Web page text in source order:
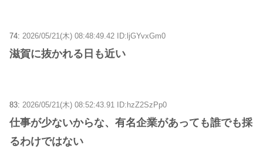
74: 2026/05/21(木) 08:48:49.42 ID:ljGYvxGm0
滋賀に抜かれる日も近い
83: 2026/05/21(木) 08:52:43.91 ID:hzZ2SzPp0
仕事が少ないからな、有名企業があっても誰でも採
るわけではない